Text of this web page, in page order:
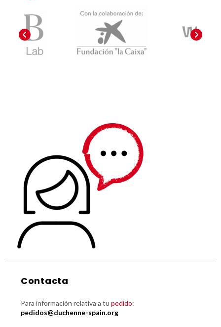
Contacta
Para información relativa a tu pedido:
pedidos@duchenne-spain.org